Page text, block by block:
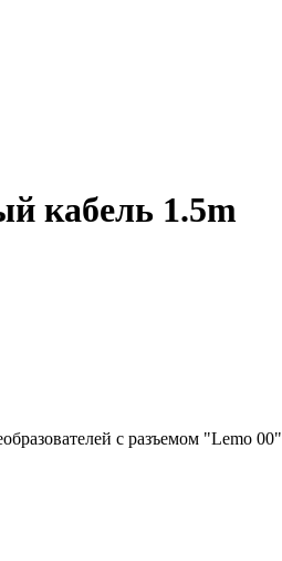
кабель 1.5m
с разъемом "Lemo 00"